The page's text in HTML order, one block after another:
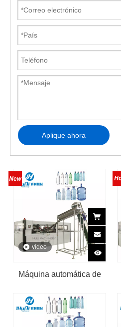
Aplique ahora
vídeo
Máquina automática de
estiramiento para fabricar
latas de botellas de PET